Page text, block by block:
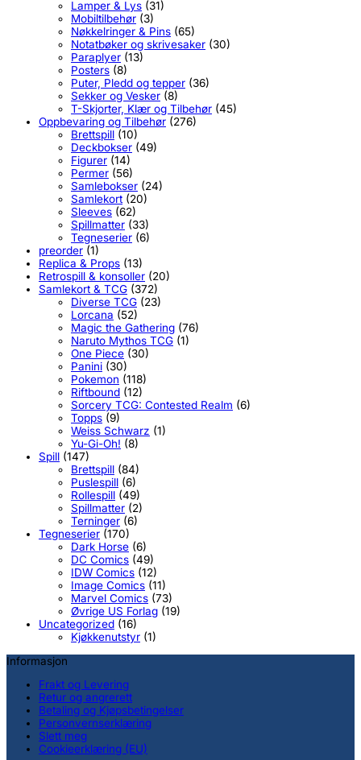
Lamper & Lys (31)
Mobiltilbehør (3)
Nøkkelringer & Pins (65)
Notatbøker og skrivesaker (30)
Paraplyer (13)
Posters (8)
Puter, Pledd og tepper (36)
Sekker og Vesker (8)
T-Skjorter, Klær og Tilbehør (45)
Oppbevaring og Tilbehør (276)
Brettspill (10)
Deckbokser (49)
Figurer (14)
Permer (56)
Samlebokser (24)
Samlekort (20)
Sleeves (62)
Spillmatter (33)
Tegneserier (6)
preorder (1)
Replica & Props (13)
Retrospill & konsoller (20)
Samlekort & TCG (372)
Diverse TCG (23)
Lorcana (52)
Magic the Gathering (76)
Naruto Mythos TCG (1)
One Piece (30)
Panini (30)
Pokemon (118)
Riftbound (12)
Sorcery TCG: Contested Realm (6)
Topps (9)
Weiss Schwarz (1)
Yu-Gi-Oh! (8)
Spill (147)
Brettspill (84)
Puslespill (6)
Rollespill (49)
Spillmatter (2)
Terninger (6)
Tegneserier (170)
Dark Horse (6)
DC Comics (49)
IDW Comics (12)
Image Comics (11)
Marvel Comics (73)
Øvrige US Forlag (19)
Uncategorized (16)
Kjøkkenutstyr (1)
Informasjon
Frakt og Levering
Retur og angrerett
Betaling og Kjøpsbetingelser
Personvernserklæring
Slett meg
Cookieerklæring (EU)